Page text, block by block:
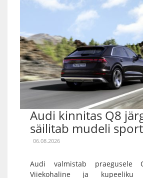
Audi kinnitas Q8
säilitab mudeli
06.08.2026
Audi valmistab praegusele
Viiekohaline ja kupeeliku